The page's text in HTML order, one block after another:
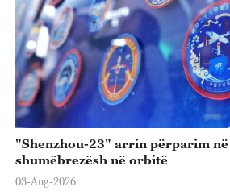
"Shenzhou-23" arrin përparim
shumëbrezësh në orbitë
03-Aug-2026